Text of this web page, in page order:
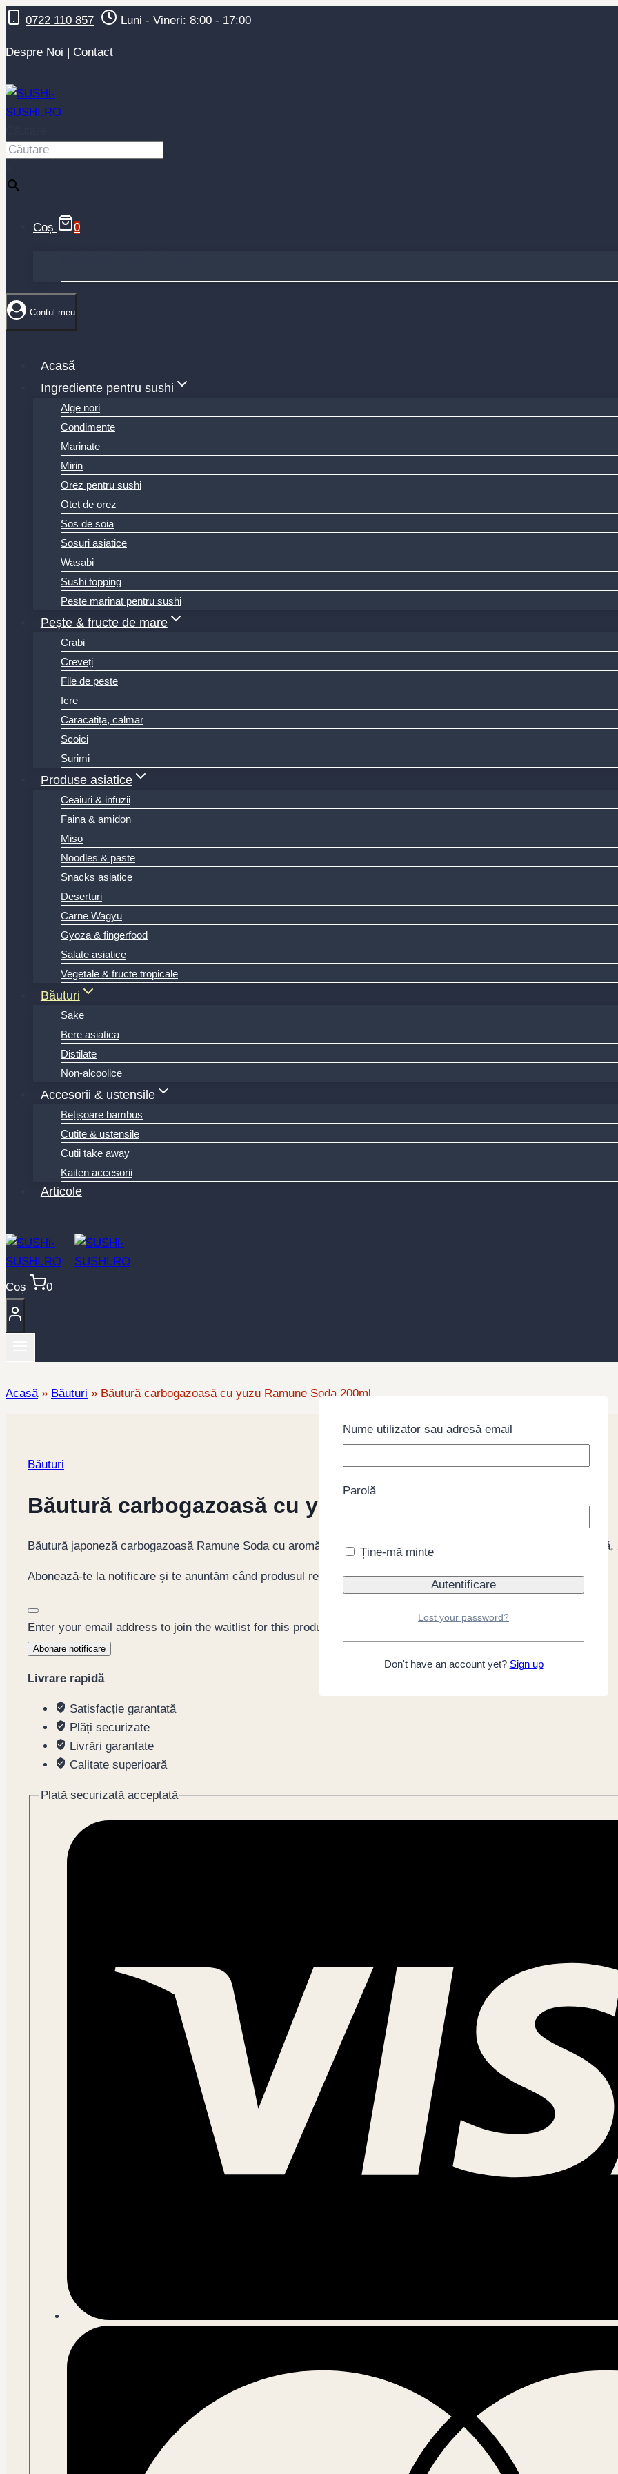
Skip
content
0722 110 857 Luni - Vineri: 8:00 - 17:00
Despre Noi | Contact
Coș 0
Contul meu
Acasă
Ingrediente pentru sushi
Alge nori
Condimente
Marinate
Mirin
Orez pentru sushi
Otet de orez
Sos de soia
Sosuri asiatice
Wasabi
Sushi topping
Peste marinat pentru sushi
Pește & fructe de mare
Crabi
Creveți
File de peste
Icre
Caracatița, calmar
Scoici
Surimi
Produse asiatice
Ceaiuri & infuzii
Faina & amidon
Miso
Noodles & paste
Snacks asiatice
Deserturi
Carne Wagyu
Gyoza & fingerfood
Salate asiatice
Vegetale & fructe tropicale
Băuturi
Sake
Bere asiatica
Distilate
Non-alcoolice
Accesorii & ustensile
Bețișoare bambus
Cutite & ustensile
Cutii take away
Kaiten accesorii
Articole
Coș 0
Acasă» Băuturi » Băutură carbogazoasă cu yuzu Ramune Soda 200ml
Băuturi
Băutură carbogazoasă cu yuzu Ramune Soda 200ml
Băutură japoneză carbogazoasă Ramune Soda cu aromă de yuzu, ambalată în sticlă tradițională cu capac de bilă,
Abonează-te la notificare și te anuntăm când produsul reapare pe stoc.
Dismiss
notification
Enter your email address to join the waitlist for this product
Abonare notificare
Livrare rapidă
Satisfacție garantată
Plăți securizate
Livrări garantate
Calitate superioară
Plată securizată acceptată
Nume utilizator sau adresă email
Parolă
Ține-mă minte
Lost your password?
Don't have an account yet? Sign up